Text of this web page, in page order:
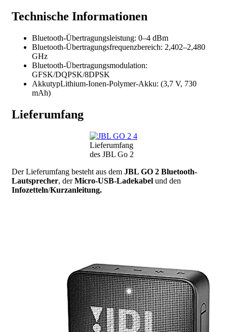
Technische Informationen
Bluetooth-Übertragungsleistung: 0–4 dBm
Bluetooth-Übertragungsfrequenzbereich: 2,402–2,480
GHz
Bluetooth-Übertragungsmodulation:
GFSK/DQPSK/8DPSK
AkkutypLithium-Ionen-Polymer-Akku: (3,7 V, 730
mAh)
Lieferumfang
Lieferumfang
des JBL Go 2
Der Lieferumfang besteht aus dem JBL GO 2 Bluetooth-
Lautsprecher, derMicro-USB-Ladekabel und den
Infozetteln/Kurzanleitung.